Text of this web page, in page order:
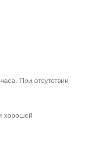
При отсутствии
хорошей